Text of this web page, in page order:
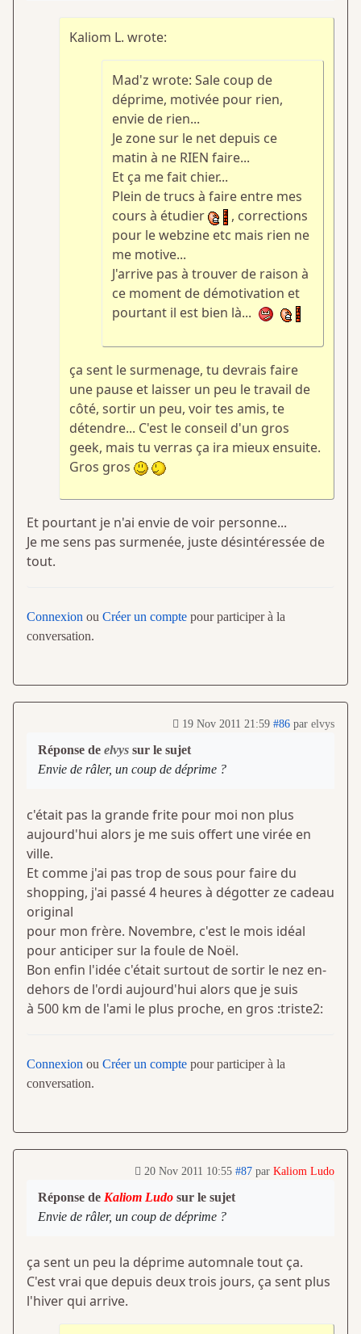
Kaliom L. wrote:
Mad'z wrote: Sale coup de
déprime, motivée pour rien,
envie de rien...
Je zone sur le net depuis ce
matin à ne RIEN faire...
Et ça me fait chier...
Plein de trucs à faire entre mes
cours à étudier
, corrections
pour le webzine etc mais rien ne
me motive...
J'arrive pas à trouver de raison à
ce moment de démotivation et
pourtant il est bien là...
ça sent le surmenage, tu devrais faire
une pause et laisser un peu le travail de
côté, sortir un peu, voir tes amis, te
détendre... C'est le conseil d'un gros
geek, mais tu verras ça ira mieux ensuite.
Gros gros
Et pourtant je n'ai envie de voir personne...
Je me sens pas surmenée, juste désintéressée de
tout.
Connexion ou Créer un compte pour participer à la
conversation.
19 Nov 2011 21:59 #86 par elvys
Réponse de elvys sur le sujet
Envie de râler, un coup de déprime ?
c'était pas la grande frite pour moi non plus
aujourd'hui alors je me suis offert une virée en
ville.
Et comme j'ai pas trop de sous pour faire du
shopping, j'ai passé 4 heures à dégotter ze cadeau
original
pour mon frère. Novembre, c'est le mois idéal
pour anticiper sur la foule de Noël.
Bon enfin l'idée c'était surtout de sortir le nez en-
dehors de l'ordi aujourd'hui alors que je suis
à 500 km de l'ami le plus proche, en gros :triste2:
Connexion ou Créer un compte pour participer à la
conversation.
20 Nov 2011 10:55 #87 par Kaliom Ludo
Réponse de Kaliom Ludo sur le sujet
Envie de râler, un coup de déprime ?
ça sent un peu la déprime automnale tout ça.
C'est vrai que depuis deux trois jours, ça sent plus
l'hiver qui arrive.